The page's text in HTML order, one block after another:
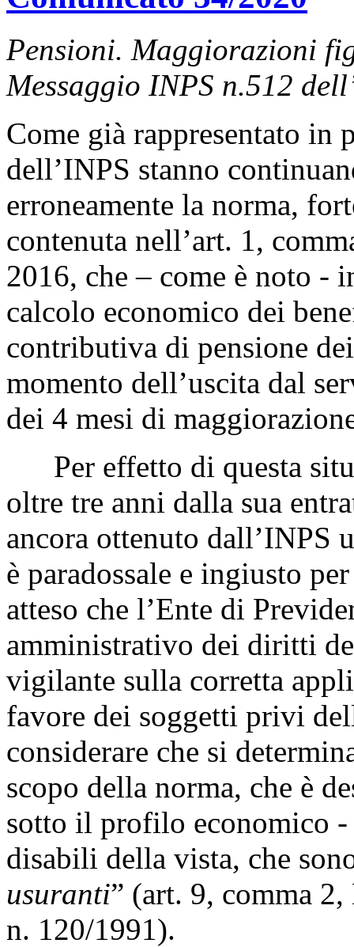
Pensioni. Maggiorazioni
Messaggio INPS n.512
Come già rappresentato
dell’INPS stanno
erroneamente la norma,
contenuta nell’art. 1,
2016, che – come è noto -
calcolo economico dei
contributiva di pensione
momento dell’uscita dal
dei 4 mesi di
Per effetto di questa
oltre tre anni dalla sua
ancora ottenuto dall’INPS
è paradossale e ingiusto
atteso che l’Ente di
amministrativo dei diritti
vigilante sulla corretta
favore dei soggetti privi
considerare che si
scopo della norma, che è
sotto il profilo economico
disabili della vista, che
usuranti” (art. 9, comma
n. 120/1991).